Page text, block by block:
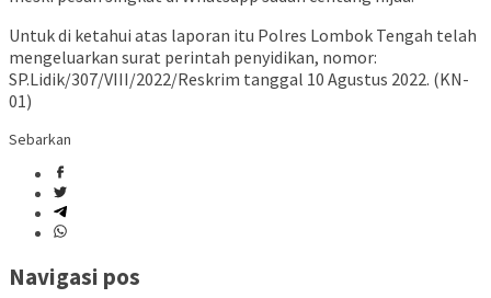
Untuk di ketahui atas laporan itu Polres Lombok Tengah telah
mengeluarkan surat perintah penyidikan, nomor:
SP.Lidik/307/VIII/2022/Reskrim tanggal 10 Agustus 2022. (KN-
01)
Sebarkan
Navigasi pos